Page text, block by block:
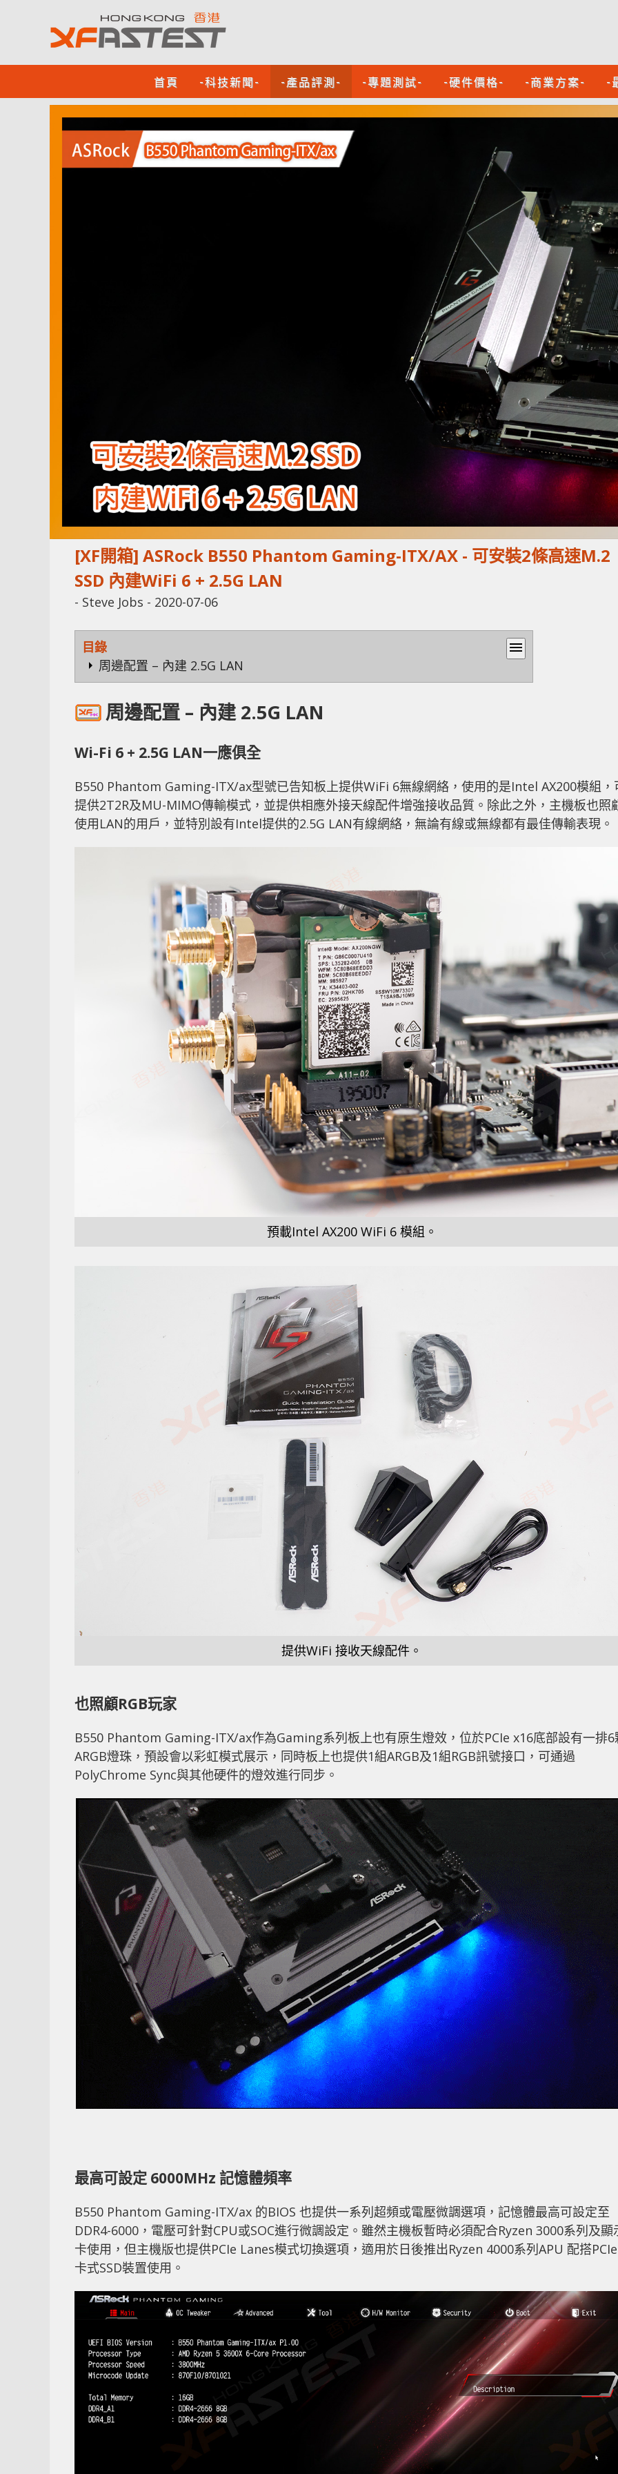
首頁 -科技新聞- -產品評測- -專題測試- -硬件價格- -商業方案- -
[XF開箱] ASRock B550 Phantom Gaming-ITX/AX - 可安裝2條高速M.2
SSD 內建WiFi 6 + 2.5G LAN
- Steve Jobs - 2020-07-06
目錄
menu
周邊配置 – 內建 2.5G LAN
周邊配置 – 內建 2.5G LAN
Wi-Fi 6 + 2.5G LAN一應俱全
B550 Phantom Gaming-ITX/ax型號已告知板上提供WiFi 6無線網絡，使用的是Intel AX200模組，
提供2T2R及MU-MIMO傳輸模式，並提供相應外接天線配件增強接收品質。除此之外，主機板也照
使用LAN的用戶，並特別設有Intel提供的2.5G LAN有線網絡，無論有線或無線都有最佳傳輸表現。
預載Intel AX200 WiFi 6 模組。
提供WiFi 接收天線配件。
也照顧RGB玩家
B550 Phantom Gaming-ITX/ax作為Gaming系列板上也有原生燈效，位於PCIe x16底部設有一排6
ARGB燈珠，預設會以彩虹模式展示，同時板上也提供1組ARGB及1組RGB訊號接口，可通過
PolyChrome Sync與其他硬件的燈效進行同步。
最高可設定 6000MHz 記憶體頻率
B550 Phantom Gaming-ITX/ax 的BIOS 也提供一系列超頻或電壓微調選項，記憶體最高可設定至
DDR4-6000，電壓可針對CPU或SOC進行微調設定。雖然主機板暫時必須配合Ryzen 3000系列及顯
卡使用，但主機版也提供PCIe Lanes模式切換選項，適用於日後推出Ryzen 4000系列APU 配搭PCIe
卡式SSD裝置使用。